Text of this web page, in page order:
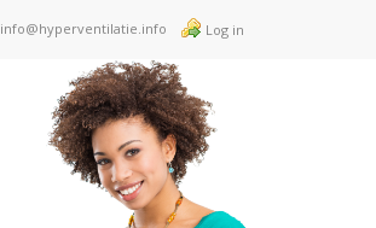
info@hyperventilatie.info Log in